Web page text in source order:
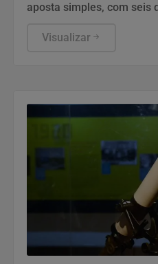
aposta simples, com seis
Visualizar